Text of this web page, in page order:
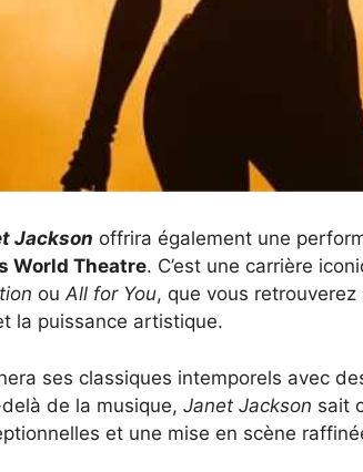
Jackson offrira également une
World Theatre. C’est une carrière
ouAll for You, que vous
la puissance artistique.
ses classiques intemporels avec
de la musique, Janet Jackson sait
et une mise en scène